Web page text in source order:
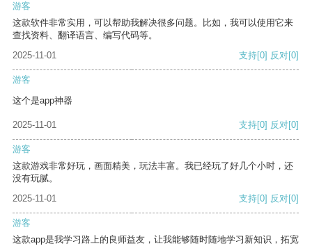
游客
这款软件非常实用，可以帮助我解决很多问题。比如，我可以使用它来
查找资料、翻译语言、编写代码等。
2025-11-01
支持[0] 反对[0]
游客
这个是app神器
2025-11-01 支持[0] 反对[0]
游客
这款游戏非常好玩，画面精美，玩法丰富。我已经玩了好几个小时，还
没有玩腻。
2025-11-01
支持[0] 反对[0]
游客
这款app是我学习路上的良师益友，让我能够随时随地学习新知识，拓宽